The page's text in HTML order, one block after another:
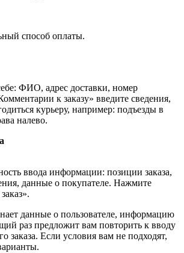
способ оплаты.
ФИО, адрес доставки, номер
к заказу» введите сведения,
курьеру, например: подъезды в
налево.
ввода информации: позиции заказа,
данные о покупателе. Нажмите
данные о пользователе, информацию
раз предложит вам повторить к вводу
заказа. Если условия вам не подходят,